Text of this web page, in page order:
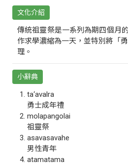
文化介紹
傳統祖靈祭是一系列為期四個月
作求學濃縮為一天，並特別將「
理。
小辭典
ta‘avalra
勇士成年禮
molapangolai
祖靈祭
asavasavahe
男性青年
atamatama